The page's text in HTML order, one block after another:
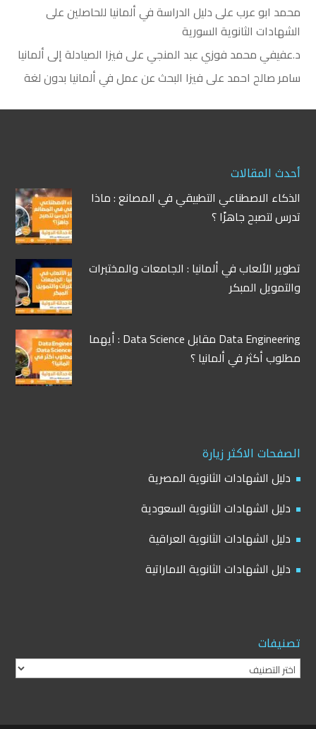
محمد ابو عربعلىدليل الدراسة في ألمانيا للحاصلين على
الشهادات الثانوية السورية
د.عفيفي محمد فوزي عبد المنجيعلىفيزا الصيادلة إلى ألمانيا
سامر صالح احمد علىفيزا البحث عن عمل في ألمانيا بدون لغة
أحدث المقالات
الذكاء الاصطناعي التطبيقي في المصانع : ماذا
تدرس لتصبح جاهزًا ؟
تطوير الألعاب في ألمانيا : الجامعات والمختبرات
والتمويل المبكر
Data Engineering مقابل Data Science : أيهما
مطلوب أكثر في ألمانيا ؟
الصفحات الاكثر زيارة
دليل الشهادات الثانوية المصرية
دليل الشهادات الثانوية السعودية
دليل الشهادات الثانوية العراقية
دليل الشهادات الثانوية الاماراتية
تصنيفات
تصنيفات